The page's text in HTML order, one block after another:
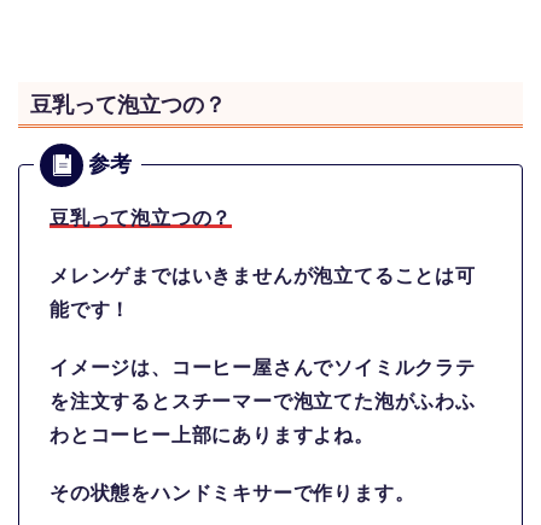
豆乳って泡立つの？
豆乳って泡立つの？
メレンゲまではいきませんが泡立てることは可
能です！
イメージは、コーヒー屋さんでソイミルクラテ
を注文するとスチーマーで泡立てた泡がふわふ
わとコーヒー上部にありますよね。
その状態をハンドミキサーで作ります。